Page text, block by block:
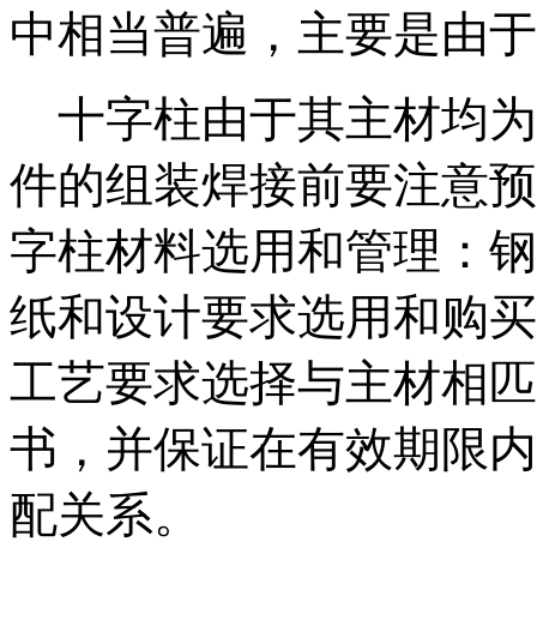
中相当普遍，主要是由
十字柱由于其主材均
件的组装焊接前要注意
字柱材料选用和管理：
纸和设计要求选用和购
工艺要求选择与主材相
书，并保证在有效期限
配关系。